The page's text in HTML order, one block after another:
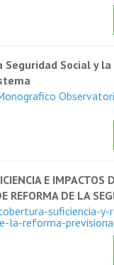
Seguridad Social y
E IMPACTOS
REFORMA DE LA
suficiencia-
la-reforma-